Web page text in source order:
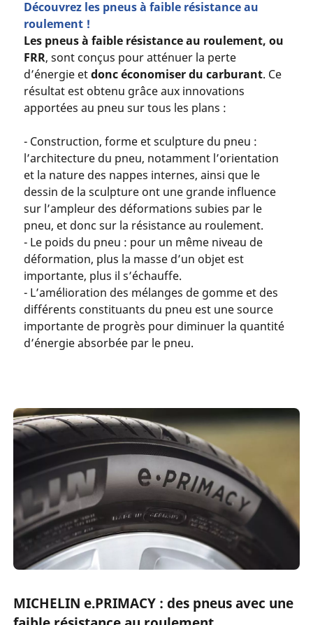
Découvrez les pneus à faible résistance au
roulement !
Les pneus à faible résistance au roulement, ou
FRR, sont conçus pour atténuer la perte
d’énergie etdonc économiser du carburant. Ce
résultat est obtenu grâce aux innovations
apportées au pneu sur tous les plans :
- Construction, forme et sculpture du pneu :
l’architecture du pneu, notamment l’orientation
et la nature des nappes internes, ainsi que le
dessin de la sculpture ont une grande influence
sur l’ampleur des déformations subies par le
pneu, et donc sur la résistance au roulement.
- Le poids du pneu : pour un même niveau de
déformation, plus la masse d’un objet est
importante, plus il s’échauffe.
- L’amélioration des mélanges de gomme et des
différents constituants du pneu est une source
importante de progrès pour diminuer la quantité
d’énergie absorbée par le pneu.
MICHELIN e.PRIMACY : des pneus avec une